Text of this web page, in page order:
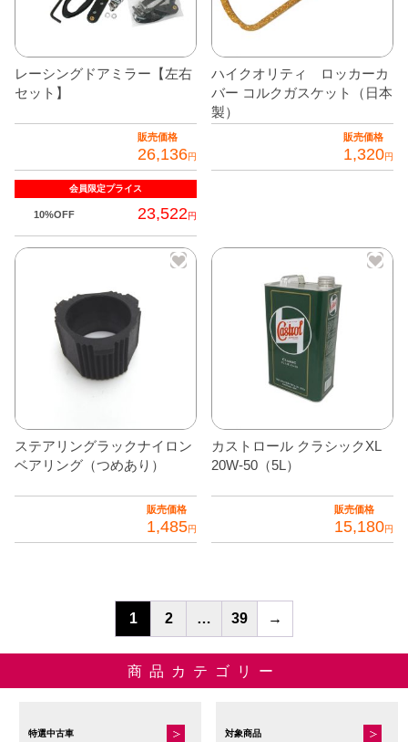
レーシングドアミラー【左右
セット】
販売価格
26,136円
会員限定プライス
10%OFF 23,522円
ハイクオリティ ロッカーカ
バー コルクガスケット（日本
製）
販売価格
1,320円
ステアリングラックナイロン
ベアリング（つめあり）
販売価格
1,485円
カストロール クラシックXL
20W-50（5L）
販売価格
15,180円
1 2 … 39 →
商品カテゴリー
特選中古車 対象商品